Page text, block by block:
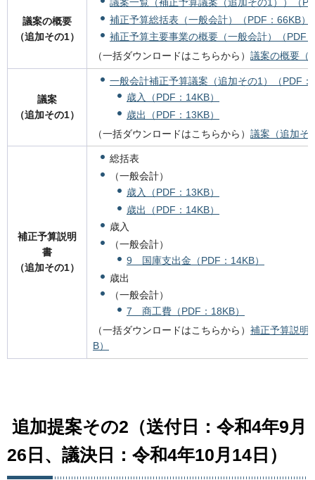
議案の概要
（追加その1）
議案一覧（補正予算議案（追加その1））（
補正予算総括表（一般会計）（PDF：66KB）
補正予算主要事業の概要（一般会計）（PDF
（一括ダウンロードはこちらから） 議案の概要（
議案
（追加その1）
一般会計補正予算議案（追加その1）（PDF：
歳入（PDF：14KB）
歳出（PDF：13KB）
（一括ダウンロードはこちらから） 議案（追加そ
補正予算説明
書
（追加その1）
総括表
（一般会計）
歳入（PDF：13KB）
歳出（PDF：14KB）
歳入
（一般会計）
9 国庫支出金（PDF：14KB）
歳出
（一般会計）
7 商工費（PDF：18KB）
（一括ダウンロードはこちらから） 補正予算説明
B）
追加提案その2（送付日：令和4年9月
26日、議決日：令和4年10月14日）